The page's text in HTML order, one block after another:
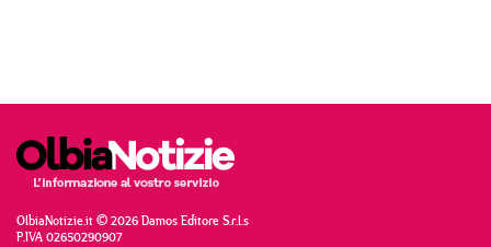
OlbiaNotizie.it © 2026 Damos Editore S.r.l.s
P.IVA 02650290907